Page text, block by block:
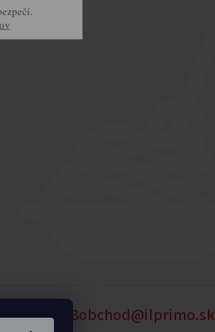
875 258obchod@ilprimo.sk